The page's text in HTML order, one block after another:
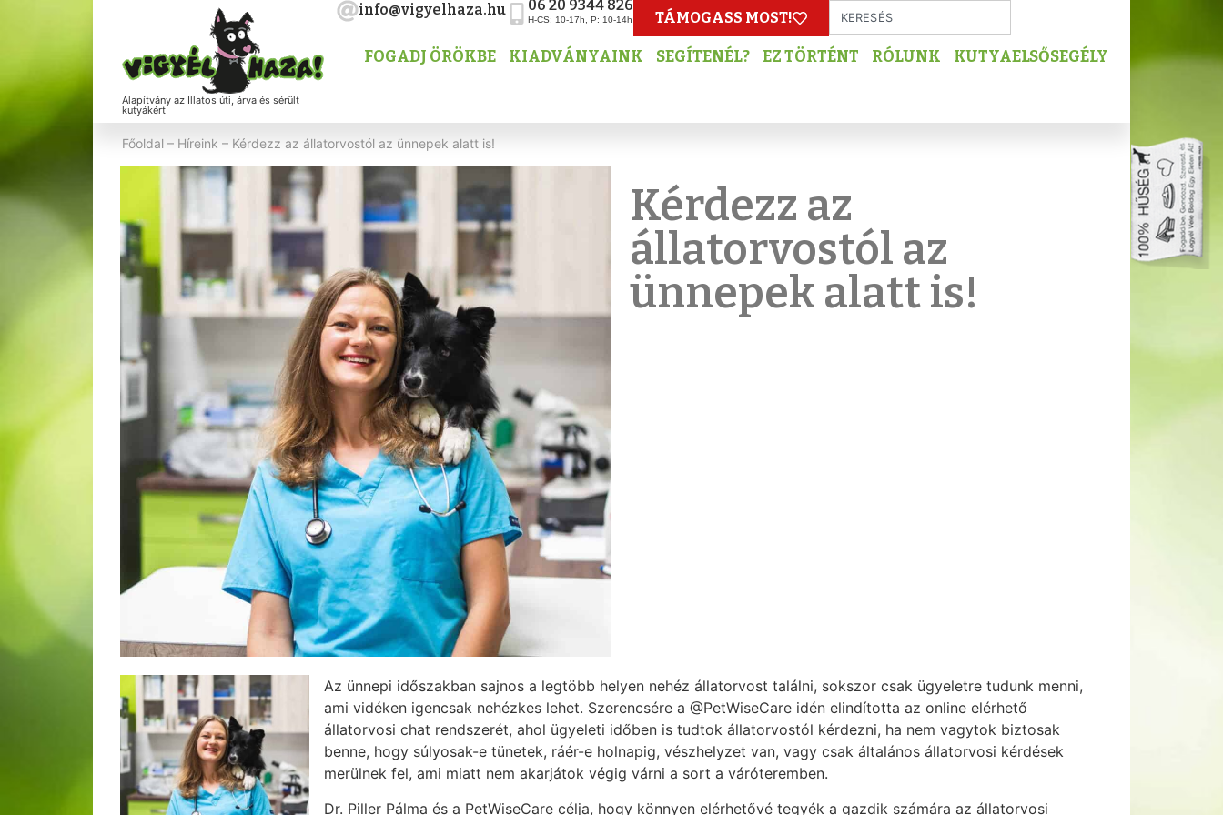
Alapítvány az Illatos úti, árva és sérült
kutyákért
info@vigyelhaza.hu 06 20 9344 826
H-CS: 10-17h, P: 10-14h TÁMOGASS MOST!
FOGADJ ÖRÖKBE KIADVÁNYAINK SEGÍTENÉL? EZ TÖRTÉNT RÓLUNK KUTYAELSŐSEGÉLY
Főoldal – Híreink – Kérdezz az állatorvostól az ünnepek alatt is!
Kérdezz az
állatorvostól az
ünnepek alatt is!
Az ünnepi időszakban sajnos a legtöbb helyen nehéz állatorvost találni, sokszor csak ügyeletre tudunk menni,
ami vidéken igencsak nehézkes lehet. Szerencsére a @PetWiseCare idén elindította az online elérhető
állatorvosi chat rendszerét, ahol ügyeleti időben is tudtok állatorvostól kérdezni, ha nem vagytok biztosak
benne, hogy súlyosak-e tünetek, ráér-e holnapig, vészhelyzet van, vagy csak általános állatorvosi kérdések
merülnek fel, ami miatt nem akarjátok végig várni a sort a váróteremben.
Dr. Piller Pálma és a PetWiseCare célja, hogy könnyen elérhetővé tegyék a gazdik számára az állatorvosi